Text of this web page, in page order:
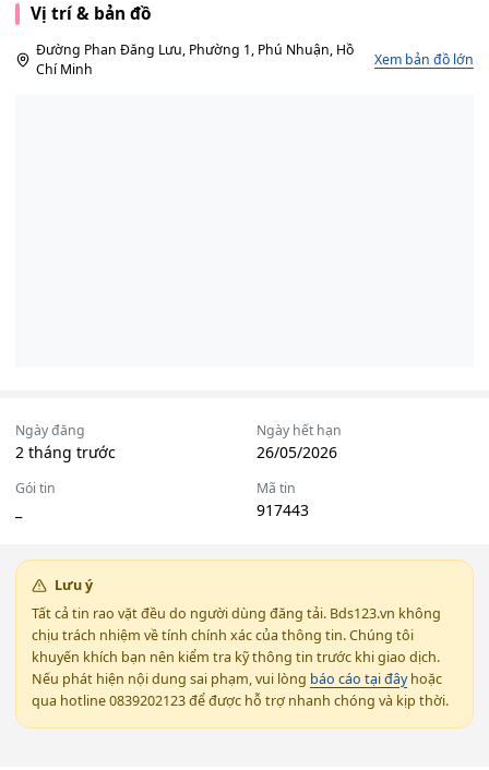
Vị trí & bản đồ
Đường Phan Đăng Lưu, Phường 1, Phú Nhuận, Hồ
Chí Minh
Xem bản đồ lớn
Ngày đăng
2 tháng trước
Ngày hết hạn
26/05/2026
Gói tin Mã tin
917443
Lưu ý
Tất cả tin rao vặt đều do người dùng đăng tải. Bds123.vn không
chịu trách nhiệm về tính chính xác của thông tin. Chúng tôi
khuyến khích bạn nên kiểm tra kỹ thông tin trước khi giao dịch.
Nếu phát hiện nội dung sai phạm, vui lòng báo cáo tại đâyhoặc
qua hotline 0839202123 để được hỗ trợ nhanh chóng và kịp thời.